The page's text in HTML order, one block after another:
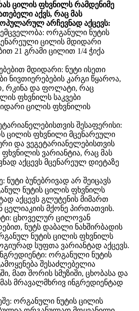
ცილის ფხვნილს რამდენიმე
აქვს, რაც მას
არჩევნად აქცევს:
ორგანული ნუტის
ცილის მდიდარი
21 გრამი ცილით 1/4 ჭიქა
მდიდარი: ნუტი ისეთი
ნივთიერებების კარგი წყაროა,
რკინა და ფოლატი, რაც
ფხვნილს საკვები
ცილის ფხვნილის
შესაფერისი:
ცილის ფხვნილი მცენარეული
და ვეგეტარიანელებისთვის
ვარიანტია, რაც მას
აქცევს მცენარეულ დიეტაზე
ნუტი ბუნებრივად არ შეიცავს
ნუტის ცილის ფხვნილს
აქცევს გლუტენის მიმართ
მქონე პირთათვის.
ცხოველურ ცილოვან
ნუტს დაბალი ნახშირბადის
ნუტის ცილის ფხვნილს
სუფთა ვარიანტად აქცევს.
ორგანული ნუტის
შესაძლებელია
მათ შორის სმუზიში, ცხობასა და
მრავალმხრივ ინგრედიენტად
ორგანული ნუტის ცილის